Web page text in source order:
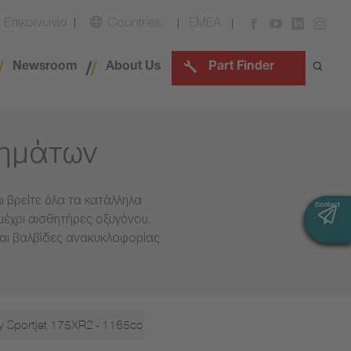
Επικοινωνία Countries EMEA
Newsroom About Us Part Finder
όλα τα κατάλληλα
αισθητήρες οξυγόνου,
βαλβίδες ανακυκλοφορίας
Sportjet 175XR2 - 1165cc
Contact
Contact